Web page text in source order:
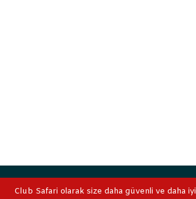
Club Safari olarak size daha güvenli ve daha